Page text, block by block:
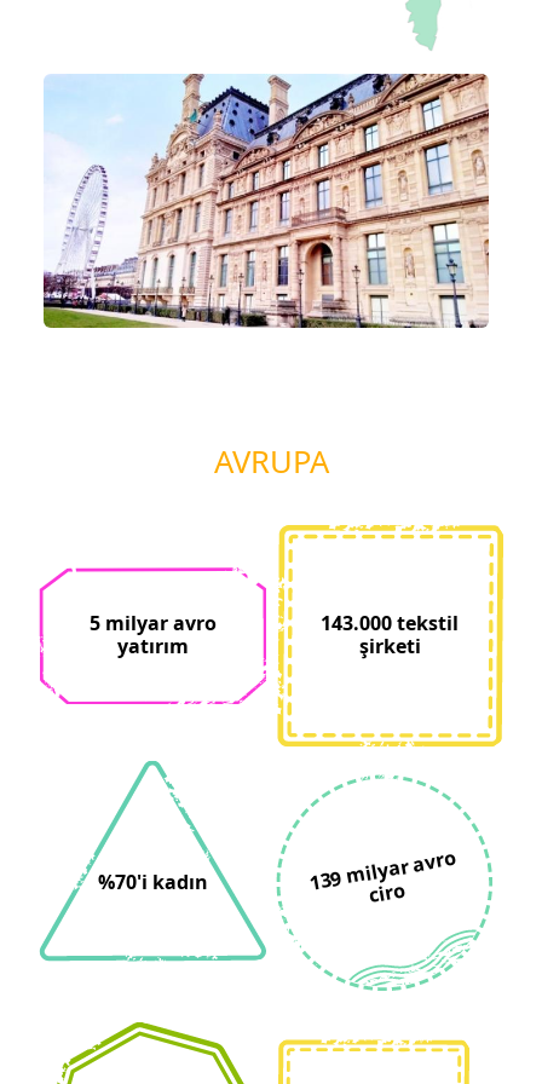
AVRUPA
5 milyar avro
yatırım
143.000 tekstil
şirketi
%70'i kadın 139
milyar avro
ciro